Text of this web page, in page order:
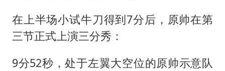
在上半场小试牛刀得到7分后，原帅在第
三节正式上演三分秀：
9分52秒，处于左翼大空位的原帅示意队